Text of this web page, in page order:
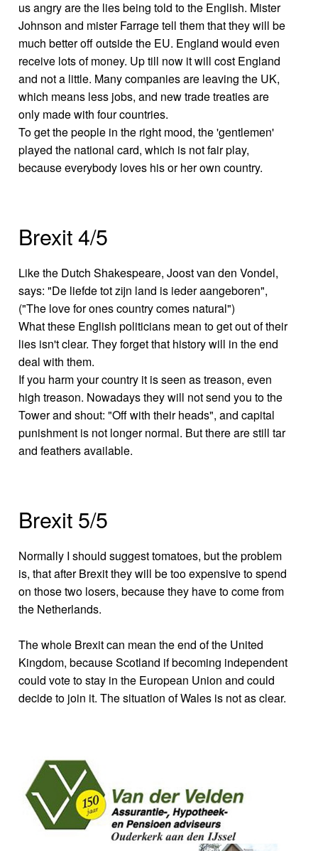
us angry are the lies being told to the English. Mister
Johnson and mister Farrage tell them that they will be
much better off outside the EU. England would even
receive lots of money. Up till now it will cost England
and not a little. Many companies are leaving the UK,
which means less jobs, and new trade treaties are
only made with four countries.
To get the people in the right mood, the 'gentlemen'
played the national card, which is not fair play,
because everybody loves his or her own country.
Brexit 4/5
Like the Dutch Shakespeare, Joost van den Vondel,
says: "De liefde tot zijn land is ieder aangeboren",
("The love for ones country comes natural")
What these English politicians mean to get out of their
lies isn't clear. They forget that history will in the end
deal with them.
If you harm your country it is seen as treason, even
high treason. Nowadays they will not send you to the
Tower and shout: "Off with their heads", and capital
punishment is not longer normal. But there are still tar
and feathers available.
Brexit 5/5
Normally I should suggest tomatoes, but the problem
is, that after Brexit they will be too expensive to spend
on those two losers, because they have to come from
the Netherlands.
The whole Brexit can mean the end of the United
Kingdom, because Scotland if becoming independent
could vote to stay in the European Union and could
decide to join it. The situation of Wales is not as clear.